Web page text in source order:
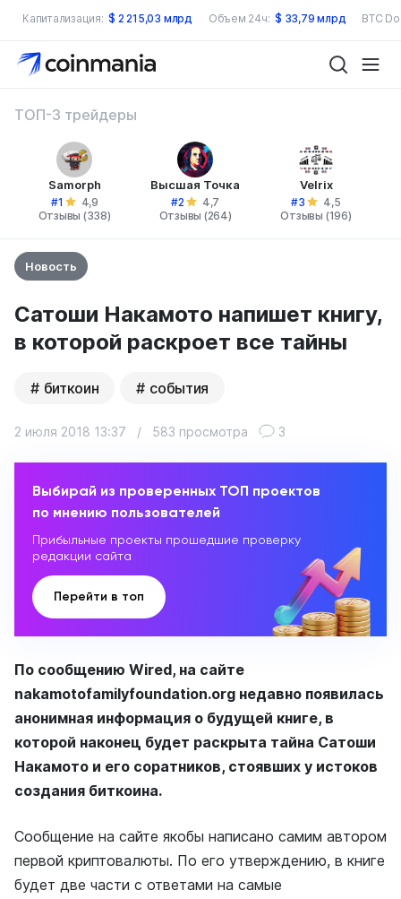
Капитализация: $ 2 215,03 млрд Объем 24ч: $ 33,79 млрд BTC
ТОП-3 трейдеры
Samorph
#1
4,9
Отзывы (338)
Высшая Точка
#2
4,7
Отзывы (264)
Velrix
#3
4,5
Отзывы (196)
Новость
Сатоши Накамото напишет книгу,
в которой раскроет все тайны
биткоин события
2 июля 2018 13:37 / 583 просмотра 3
Выбирай из проверенных ТОП проектов
по мнению пользователей
Прибыльные проекты прошедшие проверку
редакции сайта
Перейти в топ
По сообщению Wired, на сайте
nakamotofamilyfoundation.org недавно появилась
анонимная информация о будущей книге, в
которой наконец будет раскрыта тайна Сатоши
Накамото и его соратников, стоявших у истоков
создания биткоина.
Сообщение на сайте якобы написано самим автором
первой криптовалюты. По его утверждению, в книге
будет две части с ответами на самые